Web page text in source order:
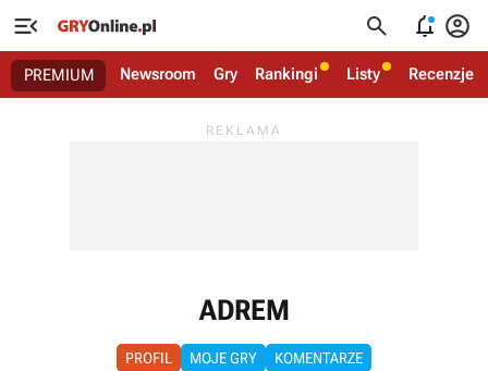
   
PREMIUM Newsroom Gry Rankingi Listy Recenzje
ADREM
PROFIL MOJE GRY KOMENTARZE